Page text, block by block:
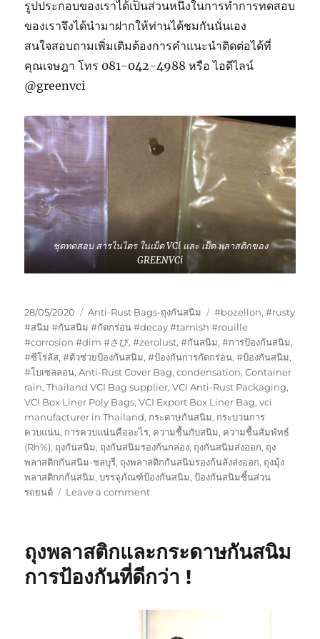
รูปประกอบของเราได้เป็นส่วนหนึ่งในการทำการทดสอบ
ของเราจึงได้นำมาฝากให้ท่านได้ชมกันนั่นเอง
สนใจสอบถามเพิ่มเติมต้องการคำแนะนำติดต่อได้ที่
คุณเจษฎา โทร 081-042-4988 หรือ ไอดีไลน์
@greenvci
ชุดทดสอบ สารไนไตร ในเม็ด VCi และ เม็ด พลาสติกของ
GREENVCi
Posted
on
28/05/2020 Categories
Anti-Rust Bags-ถุงกันสนิม Tags
#bozellon,#rusty
#สนิม #กันสนิม #กัดกร่อน #decay #tarnish #rouille
#corrosion #dim #さび,#zerolust,#กันสนิม,#การป้องกันสนิม,
#ซีโร่ลัส,#ตัวช่วยป้องกันสนิม,#ป้องกันการกัดกร่อน,#ป้องกันสนิม,
#โบเซลลอน,Anti-Rust Cover Bag,condensation,Container
rain,Thailand VCI Bag supplier,VCI Anti-Rust Packaging,
VCI Box Liner Poly Bags,VCI Export Box Liner Bag,vci
manufacturer in Thailand, กระดาษกันสนิม, กระบวนการ
ควบแน่น, การควบแน่นคืออะไร, ความชื้นกับสนิม, ความชื้นสัมพัทธ์
(Rh%), ถุงกันสนิม, ถุงกันสนิมรองก้นกล่อง, ถุงกันสนิมส่งออก, ถุง
พลาสติกกันสนิม-ชลบุรี, ถุงพลาสติกกันสนิมรองก้นลังส่งออก, ถุงมุ้ง
พลาสติกกกันสนิม,บรรจุภัณฑ์ป้องกันสนิม,ป้องกันสนิมชิ้นส่วน
รถยนต์
Leave a commenton
ไน
ไตร
พลาสติก
สนิม
ถุงพลาสติกและกระดาษกันสนิม
การป้องกันที่ดีกว่า !